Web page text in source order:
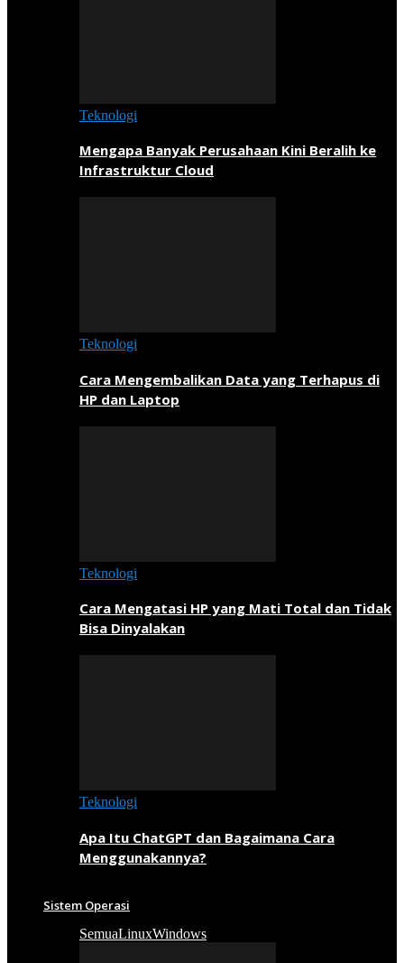
Teknologi
Mengapa Banyak Perusahaan Kini Beralih ke
Infrastruktur Cloud
Teknologi
Cara Mengembalikan Data yang Terhapus di
HP dan Laptop
Teknologi
Cara Mengatasi HP yang Mati Total dan Tidak
Bisa Dinyalakan
Teknologi
Apa Itu ChatGPT dan Bagaimana Cara
Menggunakannya?
Sistem Operasi
SemuaLinuxWindows